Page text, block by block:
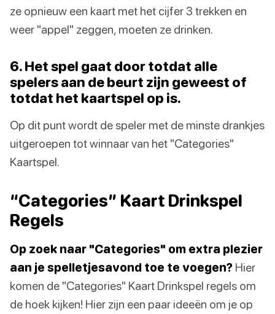
ze opnieuw een kaart met het cijfer 3 trekken en
weer "appel" zeggen, moeten ze drinken.
6. Het spel gaat door totdat alle
spelers aan de beurt zijn geweest of
totdat het kaartspel op is.
Op dit punt wordt de speler met de minste drankjes
uitgeroepen tot winnaar van het "Categories"
Kaartspel.
“Categories” Kaart Drinkspel
Regels
Op zoek naar "Categories" om extra plezier
aan je spelletjesavond toe te voegen? Hier
komen de "Categories" Kaart Drinkspel regels om
de hoek kijken! Hier zijn een paar ideeën om je op